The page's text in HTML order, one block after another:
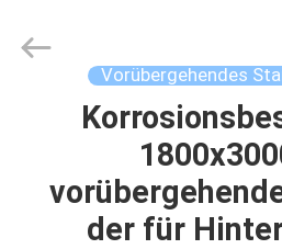
PRODUKTE
2021
Vorübergehendes
der für